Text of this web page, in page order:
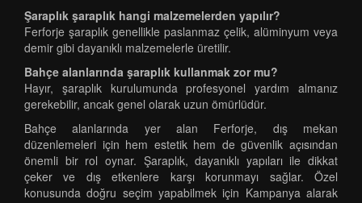
Şaraplık şaraplık hangi malzemelerden yapılır?
Ferforje şaraplık genellikle paslanmaz çelik, alüminyum veya
demir gibi dayanıklı malzemelerle üretilir.
Bahçe alanlarında şaraplık kullanmak zor mu?
Hayır, şaraplık kurulumunda profesyonel yardım almanız
gerekebilir, ancak genel olarak uzun ömürlüdür.
Bahçe alanlarında yer alan Ferforje, dış mekan
düzenlemeleri için hem estetik hem de güvenlik açısından
önemli bir rol oynar. Şaraplık, dayanıklı yapıları ile dikkat
çeker ve dış etkenlere karşı korunmayı sağlar. Özel
konusunda doğru seçim yapabilmek için Kampanya alarak